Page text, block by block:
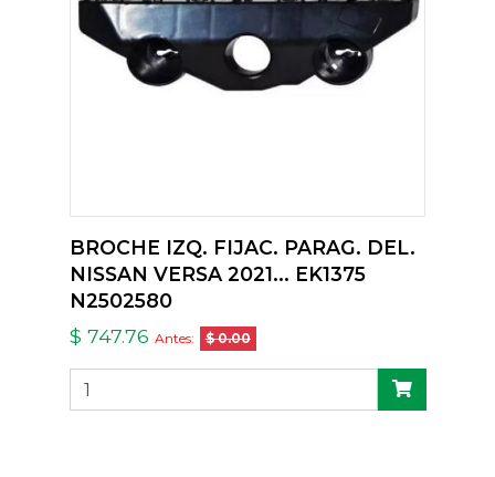
BROCHE IZQ. FIJAC. PARAG. DEL.
NISSAN VERSA 2021... EK1375
N2502580
$ 747.76 Antes: $ 0.00